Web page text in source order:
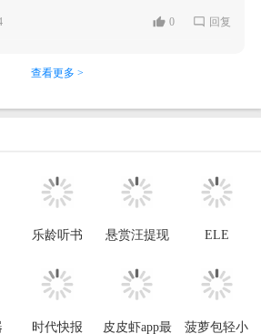
0 回复
查看更多 >
乐龄听书
悬赏汪提现
ELE
读)
时代快报
皮皮虾app最
菠萝包轻小